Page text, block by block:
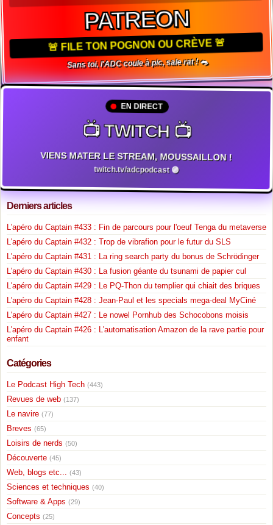
PATREON
🚨 FILE TON POGNON OU CRÈVE 🚨
Sans toi, l'ADC coule à pic, sale rat ! 🐀
EN DIRECT
📺 TWITCH 📺
VIENS MATER LE STREAM, MOUSSAILLON !
twitch.tv/adcpodcast 🟣
Derniers articles
L'apéro du Captain #433 : Fin de parcours pour l'oeuf Tenga du metaverse
L'apéro du Captain #432 : Trop de vibrafion pour le futur du SLS
L'apéro du Captain #431 : La ring search party du bonus de Schrödinger
L'apéro du Captain #430 : La fusion géante du tsunami de papier cul
L'apéro du Captain #429 : Le PQ-Thon du templier qui chiait des briques
L'apéro du Captain #428 : Jean-Paul et les specials mega-deal MyCiné
L'apéro du Captain #427 : Le nowel Pornhub des Schocobons moisis
L'apéro du Captain #426 : L'automatisation Amazon de la rave partie pour
enfant
Catégories
Le Podcast High Tech (443)
Revues de web (137)
Le navire (77)
Breves (65)
Loisirs de nerds (50)
Découverte (45)
Web, blogs etc... (43)
Sciences et techniques (40)
Software & Apps (29)
Concepts (25)